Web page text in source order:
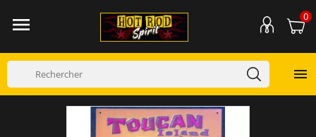
 0
